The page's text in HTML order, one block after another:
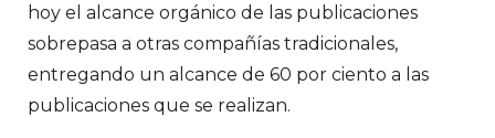
hoy el alcance orgánico de las publicaciones
sobrepasa a otras compañías tradicionales,
entregando un alcance de 60 por ciento a las
publicaciones que se realizan.